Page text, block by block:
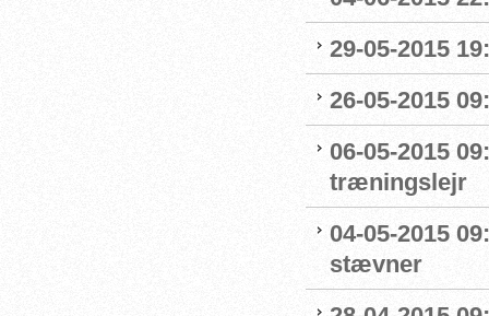
29-05-2015
26-05-2015
06-05-2015
træningslejr
04-05-2015
stævner